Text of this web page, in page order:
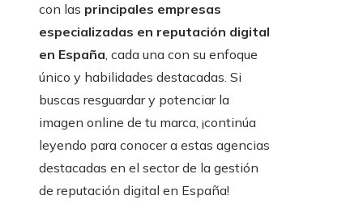
con las principales empresas
especializadas en reputación digital
en España, cada una con su enfoque
único y habilidades destacadas. Si
buscas resguardar y potenciar la
imagen online de tu marca, ¡continúa
leyendo para conocer a estas agencias
destacadas en el sector de la gestión
de reputación digital en España!